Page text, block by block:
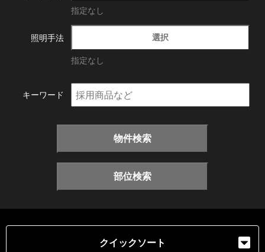
指定なし
照明手法 選択
指定なし
キーワード
物件検索
部位検索
クイックソート